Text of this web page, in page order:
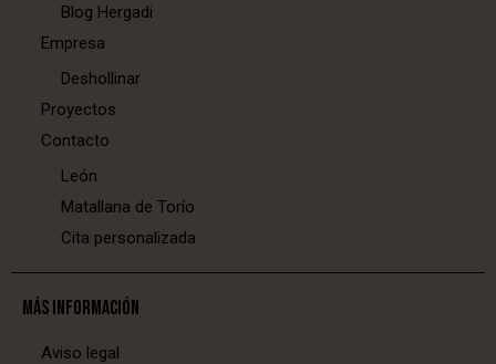
Blog Hergadi
Empresa
Deshollinar
Proyectos
Contacto
León
Matallana de Torío
Cita personalizada
MÁS INFORMACIÓN
Aviso legal